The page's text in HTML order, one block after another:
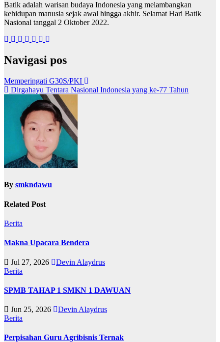
Batik adalah warisan budaya Indonesia yang melambangkan
kehidupan manusia sejak awal hingga akhir. Selamat Hari Batik
Nasional tanggal 2 Oktober 2022.
Navigasi pos
Memperingati G30S/PKI
Dirgahayu Tentara Nasional Indonesia yang ke-77 Tahun
By smkndawu
Related Post
Berita
Makna Upacara Bendera
Jul 27, 2026
Devin Alaydrus
Berita
SPMB TAHAP 1 SMKN 1 DAWUAN
Jun 25, 2026
Devin Alaydrus
Berita
Perpisahan Guru Agribisnis Ternak